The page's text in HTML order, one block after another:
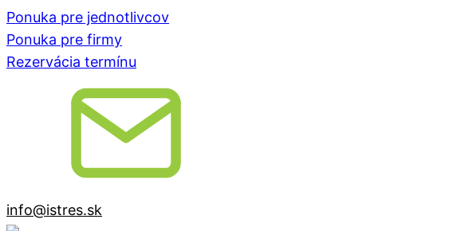
Ponuka pre jednotlivcov
Ponuka pre firmy
Rezervácia termínu
info@istres.sk